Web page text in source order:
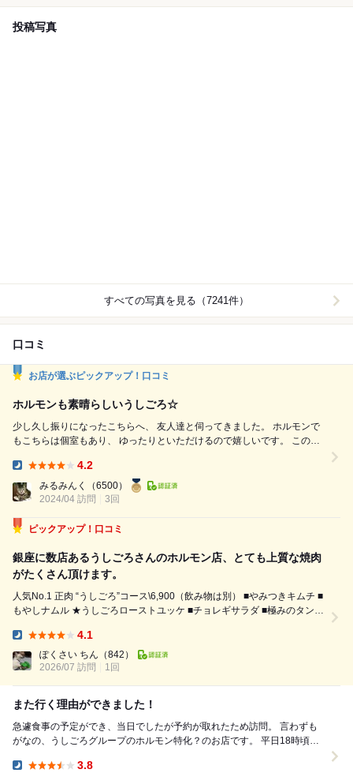
投稿写真
すべての写真を見る（7241件）
口コミ
お店が選ぶピックアップ！口コミ
ホルモンも素晴らしいうしごろ☆
少し久し振りになったこちらへ、 友人達と伺ってきました。 ホルモンで
もこちらは個室もあり、 ゆったりといただけるので嬉しいです。 この日
で、 私も嬉しいです。 また伺います☆ ●やみつきキムチ ●もやしナムル ●
4.2
みるみんく
（6500）
2024/04 訪問
3回
ピックアップ！口コミ
銀座に数店あるうしごろさんのホルモン店、とても上質な焼肉
がたくさん頂けます。
人気No.1 正肉 “うしごろ”コース\6,900（飲み物は別） ■やみつきキムチ ■
もやしナムル ★うしごろローストユッケ ■チョレギサラダ ■極みのタン
4.1
ぽくさい ちん （842）
2026/07 訪問
1回
また行く理由ができました！
急遽食事の予定ができ、当日でしたが予約が取れたため訪問。 言わずも
がなの、うしごろグループのホルモン特化？のお店です。 平日18時頃に
3.8